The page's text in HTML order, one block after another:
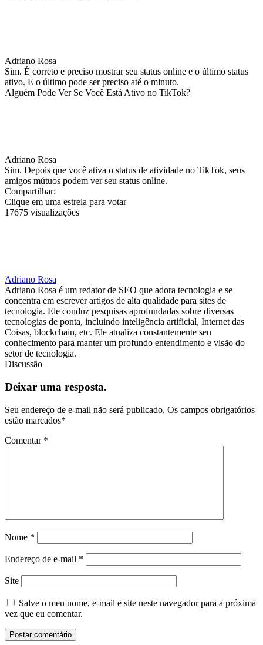
Adriano Rosa
Sim. É correto e preciso mostrar seu status online e o último status
ativo. E o último pode ser preciso até o minuto.
Alguém Pode Ver Se Você Está Ativo no TikTok?
Adriano Rosa
Sim. Depois que você ativa o status de atividade no TikTok, seus
amigos mútuos podem ver seu status online.
Compartilhar:
Clique em uma estrela para votar
17675 visualizações
Adriano Rosa
Adriano Rosa é um redator de SEO que adora tecnologia e se
concentra em escrever artigos de alta qualidade para sites de
tecnologia. Ele conduz pesquisas aprofundadas sobre diversas
tecnologias de ponta, incluindo inteligência artificial, Internet das
Coisas, blockchain, etc. Ele atualiza constantemente seu
conhecimento para manter um profundo entendimento e visão do
setor de tecnologia.
Discussão
Deixar uma resposta.
Seu endereço de e-mail não será publicado. Os campos obrigatórios
estão marcados*
Comentar *
Nome *
Endereço de e-mail *
Site
Salve o meu nome, e-mail e site neste navegador para a próxima
vez que eu comentar.